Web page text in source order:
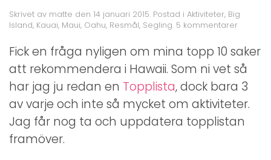
Skrivet av matte den 14 januari 2015. Postad i Aktiviteter, Big
Island, Kauai, Maui, Oahu, Resmål, Segling. 5 kommentarertill
10
Bästa
Saker
att
Göra
i
Hawaii
Fick en fråga nyligen om mina topp 10 saker
att rekommendera i Hawaii. Som ni vet så
har jag ju redan en Topplista, dock bara 3
av varje och inte så mycket om aktiviteter.
Jag får nog ta och uppdatera topplistan
framöver.